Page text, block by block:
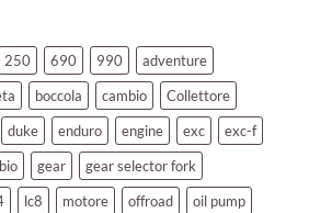
250 690 990
adventure
boccola cambio
Collettore
duke enduro engine exc
exc-f
gear
gear selector fork
lc8 motore offroad
oil pump